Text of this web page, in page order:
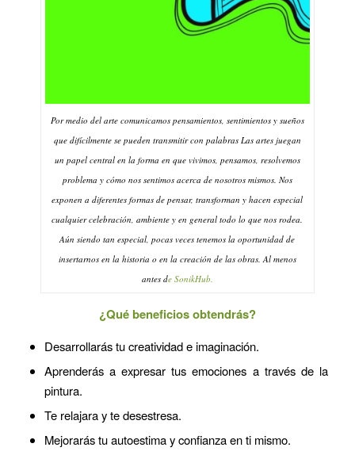
Por medio del arte comunicamos pensamientos, sentimientos y sueños
que difícilmente se pueden transmitir con palabras Las artes juegan
un papel central en la forma en que vivimos, pensamos, resolvemos
problema y cómo nos sentimos acerca de nosotros mismos. Nos
exponen a diferentes formas de pensar, transforman y hacen especial
cualquier celebración, ambiente y en general todo lo que nos rodea.
Aún siendo tan especial, pocas veces tenemos la oportunidad de
insertarnos en la historia o en la creación de las obras. Al menos
antes de SonikHub.
¿Qué beneficios obtendrás?
Desarrollarás tu creatividad e imaginación.
Aprenderás a expresar tus emociones a través de la
pintura.
Te relajara y te desestresa.
Mejorarás tu autoestima y confianza en ti mismo.